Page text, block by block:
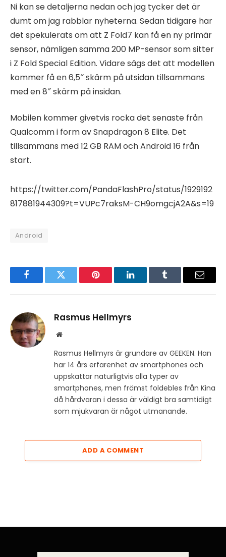
Ni kan se detaljerna nedan och jag tycker det är
dumt om jag rabblar nyheterna. Sedan tidigare har
det spekulerats om att Z Fold7 kan få en ny primär
sensor, nämligen samma 200 MP-sensor som sitter
i Z Fold Special Edition. Vidare sägs det att modellen
kommer få en 6,5″ skärm på utsidan tillsammans
med en 8″ skärm på insidan.
Mobilen kommer givetvis rocka det senaste från
Qualcomm i form av Snapdragon 8 Elite. Det
tillsammans med 12 GB RAM och Android 16 från
start.
https://twitter.com/PandaFlashPro/status/1929192
817881944309?t=VUPc7raksM-CH9omgcjA2A&s=19
Android
FacebookTwitter Pinterest LinkedInTumblr Email
Rasmus Hellmyrs
Website
Rasmus Hellmyrs är grundare av GEEKEN. Han
har 14 års erfarenhet av smartphones och
uppskattar naturligtvis alla typer av
smartphones, men främst foldebles från Kina
då hårdvaran i dessa är väldigt bra samtidigt
som mjukvaran är något utmanande.
ADD A COMMENT